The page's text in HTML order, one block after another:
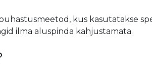
kus kasutatakse
ilma aluspinda kahjustamata.